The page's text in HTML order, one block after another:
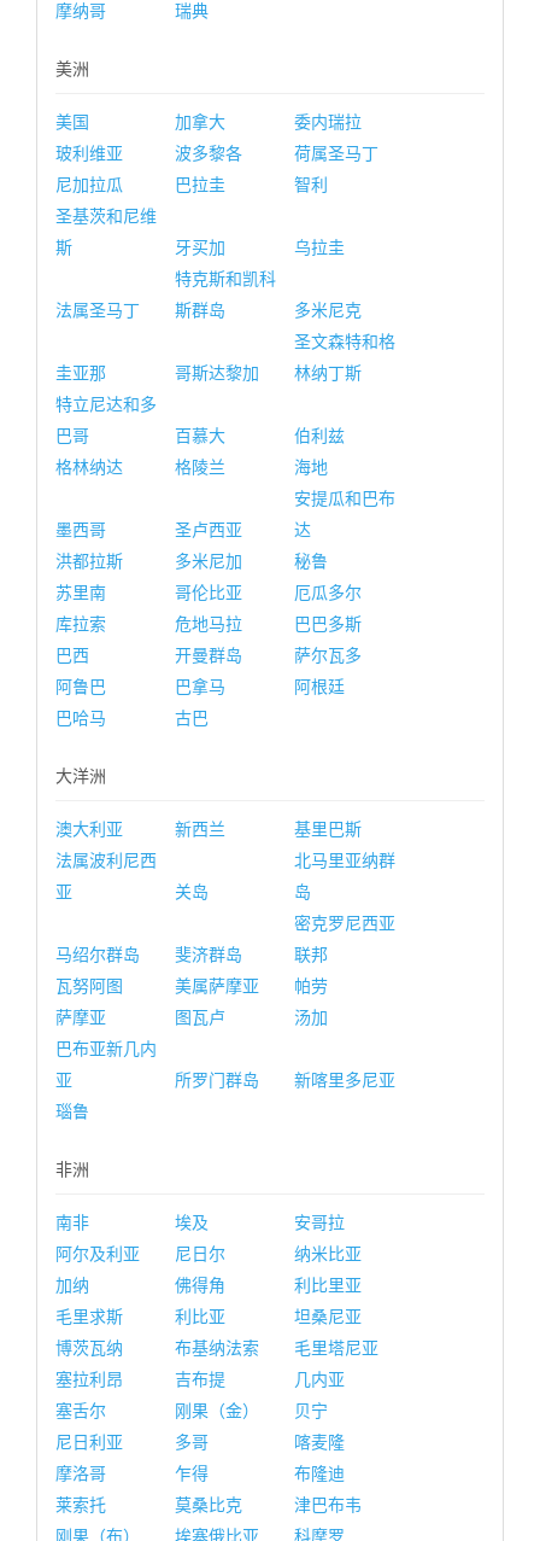
摩纳哥
瑞典
美洲
美国 加拿大
委内瑞拉
玻利维亚
波多黎各
荷属圣马丁
尼加拉瓜
巴拉圭
智利
圣基茨和尼维
斯
牙买加 乌拉圭
法属圣马丁
特克斯和凯科
斯群岛
多米尼克
圭亚那 哥斯达黎加
圣文森特和格
林纳丁斯
特立尼达和多
巴哥
百慕大
伯利兹
格林纳达
格陵兰 海地
墨西哥 圣卢西亚
安提瓜和巴布
达
洪都拉斯
多米尼加
秘鲁
苏里南
哥伦比亚
厄瓜多尔
库拉索
危地马拉
巴巴多斯
巴西
开曼群岛
萨尔瓦多
阿鲁巴
巴拿马
阿根廷
巴哈马
古巴
大洋洲
澳大利亚 新西兰
基里巴斯
法属波利尼西
亚
关岛
北马里亚纳群
岛
马绍尔群岛 斐济群岛
密克罗尼西亚
联邦
瓦努阿图
美属萨摩亚
帕劳
萨摩亚
图瓦卢
汤加
巴布亚新几内
亚
所罗门群岛
新喀里多尼亚
瑙鲁
非洲
南非 埃及
安哥拉
阿尔及利亚
尼日尔
纳米比亚
加纳
佛得角
利比里亚
毛里求斯
利比亚
坦桑尼亚
博茨瓦纳
布基纳法索
毛里塔尼亚
塞拉利昂
吉布提
几内亚
塞舌尔
刚果（金）
贝宁
尼日利亚
多哥
喀麦隆
摩洛哥
乍得
布隆迪
莱索托
莫桑比克
津巴布韦
刚果（布）
埃塞俄比亚 科摩罗